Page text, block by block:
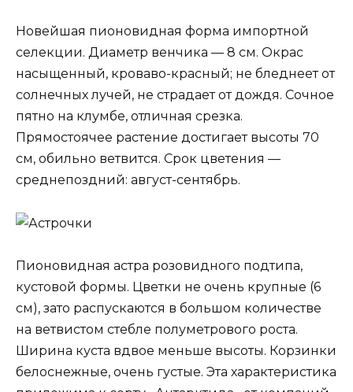
Новейшая пионовидная форма импортной
селекции. Диаметр венчика — 8 см. Окрас
насыщенный, кроваво-красный; не бледнеет от
солнечных лучей, не страдает от дождя. Сочное
пятно на клумбе, отличная срезка.
Прямостоячее растение достигает высоты 70
см, обильно ветвится. Срок цветения —
среднепоздний: август-сентябрь.
Пионовидная астра розовидного подтипа,
кустовой формы. Цветки не очень крупные (6
см), зато распускаются в большом количестве
на ветвистом стебле полуметрового роста.
Ширина куста вдвое меньше высоты. Корзинки
белоснежные, очень густые. Эта характеристика